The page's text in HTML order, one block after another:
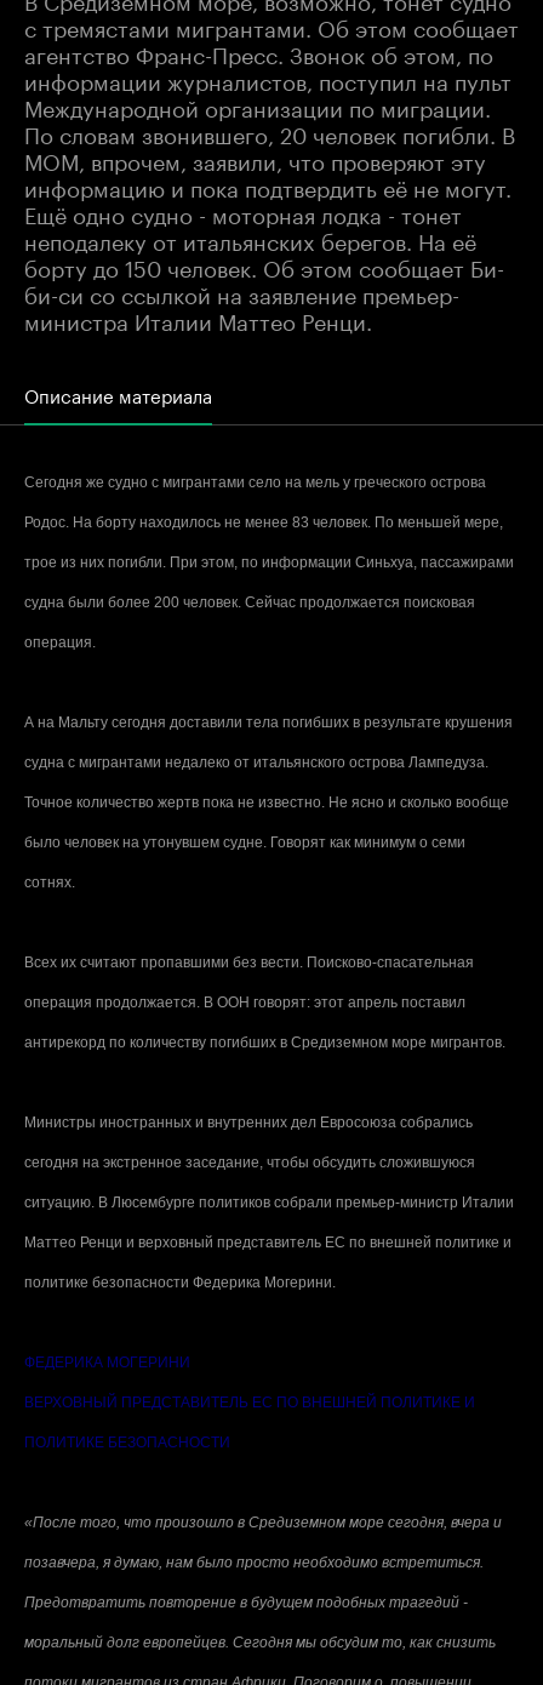
с тремястами мигрантами. Об этом сообщает
агентство Франс-Пресс. Звонок об этом, по
информации журналистов, поступил на пульт
Международной организации по миграции.
По словам звонившего, 20 человек погибли. В
МОМ, впрочем, заявили, что проверяют эту
информацию и пока подтвердить её не могут.
Ещё одно судно - моторная лодка - тонет
неподалеку от итальянских берегов. На её
борту до 150 человек. Об этом сообщает Би-
би-си со ссылкой на заявление премьер-
министра Италии Маттео Ренци.
Описание материала
Сегодня же судно с мигрантами село на мель у греческого острова
Родос. На борту находилось не менее 83 человек. По меньшей мере,
трое из них погибли. При этом, по информации Синьхуа, пассажирами
судна были более 200 человек. Сейчас продолжается поисковая
операция.
А на Мальту сегодня доставили тела погибших в результате крушения
судна с мигрантами недалеко от итальянского острова Лампедуза.
Точное количество жертв пока не известно. Не ясно и сколько вообще
было человек на утонувшем судне. Говорят как минимум о семи
сотнях.
Всех их считают пропавшими без вести. Поисково-спасательная
операция продолжается. В ООН говорят: этот апрель поставил
антирекорд по количеству погибших в Средиземном море мигрантов.
Министры иностранных и внутренних дел Евросоюза собрались
сегодня на экстренное заседание, чтобы обсудить сложившуюся
ситуацию. В Люсембурге политиков собрали премьер-министр Италии
Маттео Ренци и верховный представитель ЕС по внешней политике и
политике безопасности Федерика Могерини.
ФЕДЕРИКА МОГЕРИНИ
ВЕРХОВНЫЙ ПРЕДСТАВИТЕЛЬ ЕС ПО ВНЕШНЕЙ ПОЛИТИКЕ И
ПОЛИТИКЕ БЕЗОПАСНОСТИ
«После того, что произошло в Средиземном море сегодня, вчера и
позавчера, я думаю, нам было просто необходимо встретиться.
Предотвратить повторение в будущем подобных трагедий -
моральный долг европейцев. Сегодня мы обсудим то, как снизить